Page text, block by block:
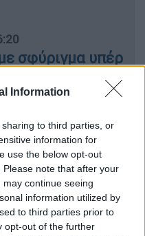
Information
to third parties, or
information for
use the below opt-out
note that after your
continue seeing
information utilized by
to third parties prior to
opt-out of the further
σφύριγμα υπέρ
ο Δημήτρης
πριν από
του